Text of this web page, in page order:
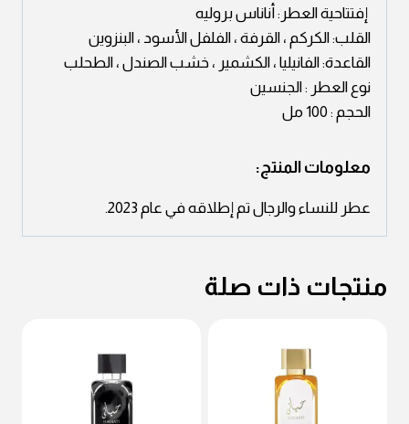
إفتتاحية العطر: أناناس بروليه
القلب: الكركم ، القرفة ، الفلفل الأسود ، البنزوين
القاعدة: الفانيليا ، الكشمير ، خشب الصندل ، الطحلب
نوع العطر : الجنسين
الحجم : 100 مل
معلومات المنتج:
عطر للنساء والرجال تم إطلاقه في عام 2023.
منتجات ذات صلة